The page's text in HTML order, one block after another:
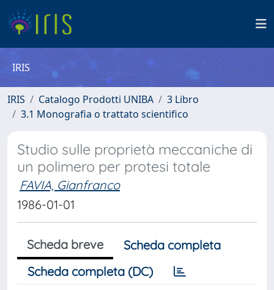
IRIS
IRIS Catalogo Prodotti UNIBA
3 Libro
3.1 Monografia o trattato scientifico
Studio sulle proprietà meccaniche di
un polimero per protesi totale
FAVIA, Gianfranco
1986-01-01
Scheda breve
Scheda completa
Scheda completa (DC)